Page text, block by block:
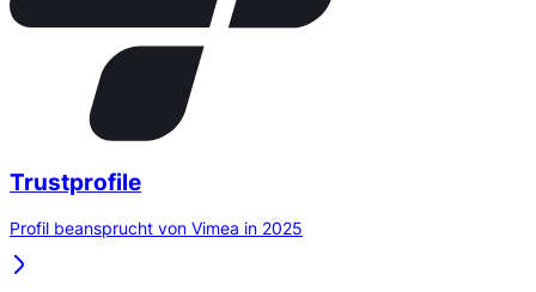
Trustprofile
Profil beansprucht von Vimea in 2025